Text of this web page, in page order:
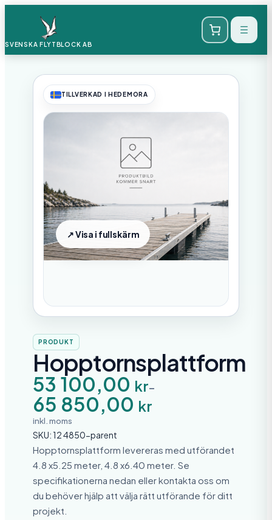
SVENSKA FLYTBLOCK AB
TILLVERKAD I HEDEMORA
PRODUKT
Hopptornsplattform
53 100,00 kr–
65 850,00 kr
P
r
s
i
n
t
e
r
v
a
l
l
:
inkl. moms
SKU:12 4850-parent
Hopptornsplattform levereras med utförandet
4.8 x5.25 meter, 4.8 x6.40 meter. Se
specifikationerna nedan eller kontakta oss om
du behöver hjälp att välja rätt utförande för ditt
projekt.